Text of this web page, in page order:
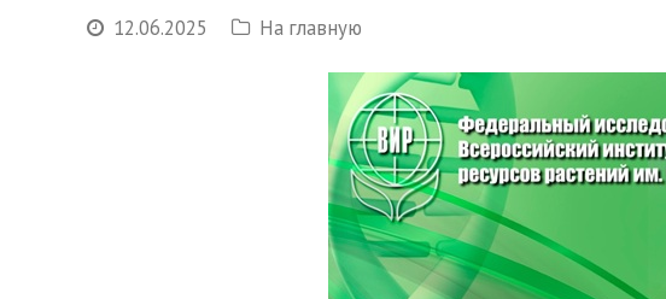
12.06.2025 На главную